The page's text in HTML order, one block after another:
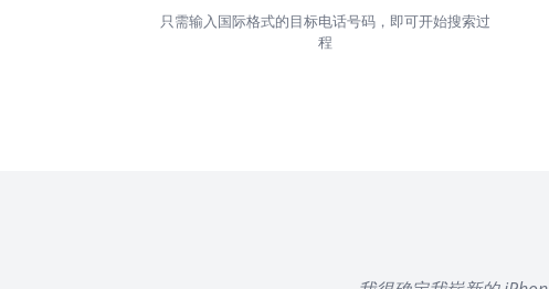
只需输入国际格式的目标电话号码，即可开始搜索过
程